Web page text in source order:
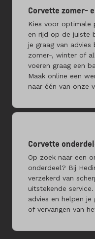
Corvette zomer-
Kies voor optimale
en rijd op de juiste
je graag van
zomer-, winter of
voeren graag een
Maak online een
naar één van onze
Corvette
Op zoek naar een
onderdeel? Bij
verzekerd van
uitstekende
advies en helpen
of vervangen van